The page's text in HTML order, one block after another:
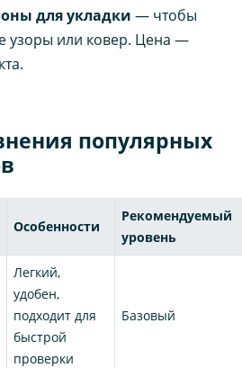
для укладки — чтобы
узоры или ковер. Цена —
популярных
Особенности
Рекомендуемый
уровень
Легкий,
удобен,
подходит для
быстрой
проверки
Базовый